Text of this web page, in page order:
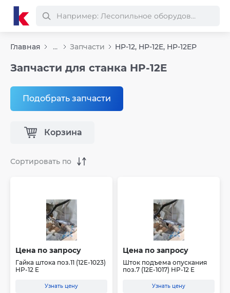
Главная ... Запчасти HP-12, HP-12E, HP-12EP
Запчасти для станка HP-12E
Подобрать запчасти
Корзина
Цена по запросу
Гайка штока поз.11 (12E-1023)
HP-12 E
Узнать цену
Цена по запросу
Шток подъема опускания
поз.7 (12E-1017) HP-12 E
Узнать цену